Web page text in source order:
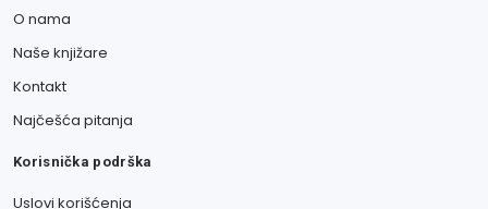
O nama
Naše knjižare
Kontakt
Najčešća pitanja
Korisnička podrška
Uslovi korišćenja